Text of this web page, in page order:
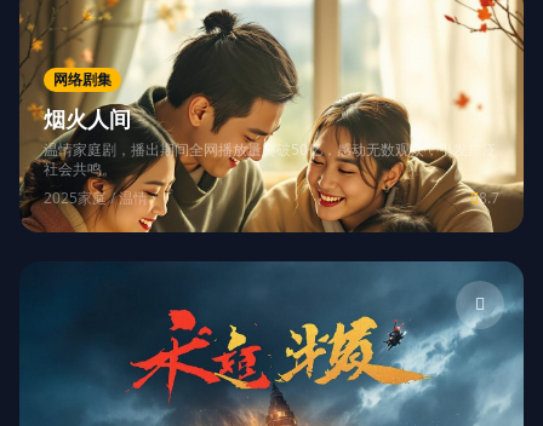
网络剧集
烟火人间
温情家庭剧，播出期间全网播放量突破50亿，感动无数观众，引发广泛
社会共鸣。
2025家庭 / 温情 8.7